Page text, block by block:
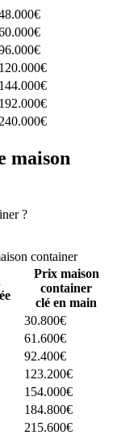
120.000€
144.000€
192.000€
240.000€
maison
?
container
Prix maison
container
clé en main
30.800€
61.600€
92.400€
123.200€
154.000€
184.800€
215.600€